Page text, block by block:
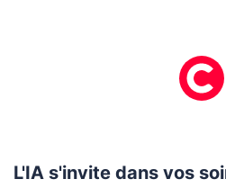
L'IA s'invite dans vos